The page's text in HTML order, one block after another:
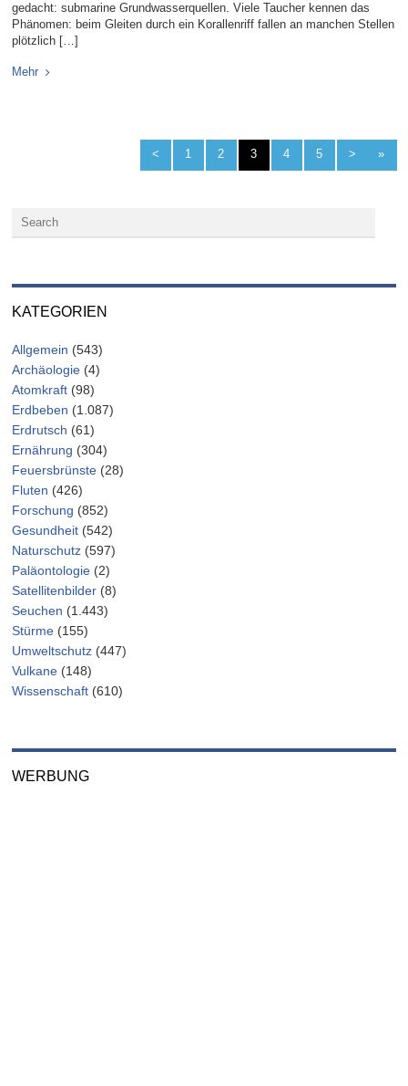
gedacht: submarine Grundwasserquellen. Viele Taucher kennen das
Phänomen: beim Gleiten durch ein Korallenriff fallen an manchen Stellen
plötzlich […]
Mehr
< 1 2 3 4 5 > »
KATEGORIEN
Allgemein (543)
Archäologie (4)
Atomkraft (98)
Erdbeben (1.087)
Erdrutsch (61)
Ernährung (304)
Feuersbrünste (28)
Fluten (426)
Forschung (852)
Gesundheit (542)
Naturschutz (597)
Paläontologie (2)
Satellitenbilder (8)
Seuchen (1.443)
Stürme (155)
Umweltschutz (447)
Vulkane (148)
Wissenschaft (610)
WERBUNG